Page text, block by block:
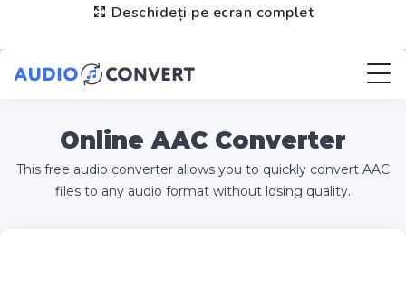
Deschideți pe ecran complet